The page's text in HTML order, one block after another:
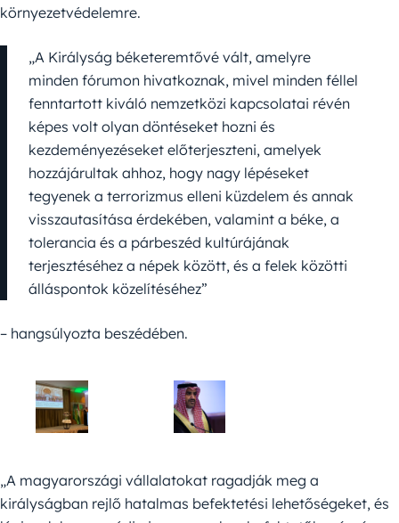
környezetvédelemre.
„A Királyság béketeremtővé vált, amelyre
minden fórumon hivatkoznak, mivel minden féllel
fenntartott kiváló nemzetközi kapcsolatai révén
képes volt olyan döntéseket hozni és
kezdeményezéseket előterjeszteni, amelyek
hozzájárultak ahhoz, hogy nagy lépéseket
tegyenek a terrorizmus elleni küzdelem és annak
visszautasítása érdekében, valamint a béke, a
tolerancia és a párbeszéd kultúrájának
terjesztéséhez a népek között, és a felek közötti
álláspontok közelítéséhez”
– hangsúlyozta beszédében.
„A magyarországi vállalatokat ragadják meg a
királyságban rejlő hatalmas befektetési lehetőségeket, és